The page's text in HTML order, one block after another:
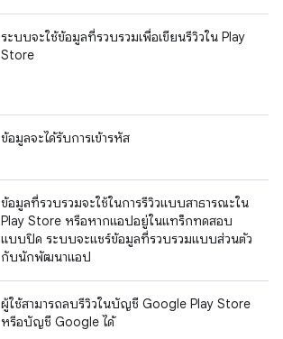
ระบบจะใช้ข้อมูลที่รวบรวมเพื่อเขียนรีวิวใน Play
Store
ข้อมูลจะได้รับการเข้ารหัส
ข้อมูลที่รวบรวมจะใช้ในการรีวิวแบบสาธารณะใน
Play Store หรือหากแอปอยู่ในแทร็กทดสอบ
แบบปิด ระบบจะแชร์ข้อมูลที่รวบรวมแบบส่วนตัว
กับนักพัฒนาแอป
ผู้ใช้สามารถลบรีวิวในบัญชี Google Play Store
หรือบัญชี Google ได้